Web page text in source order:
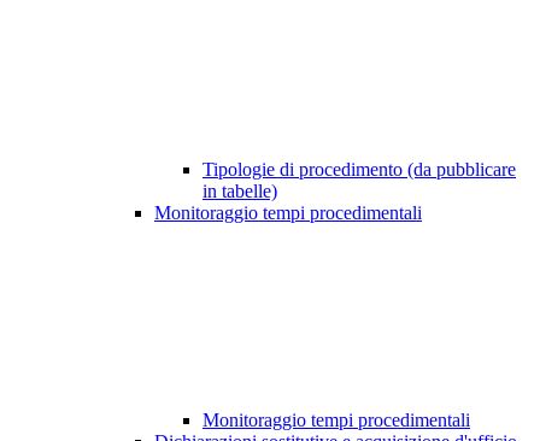
Tipologie di procedimento (da pubblicare
in tabelle)
Monitoraggio tempi procedimentali
Monitoraggio tempi procedimentali